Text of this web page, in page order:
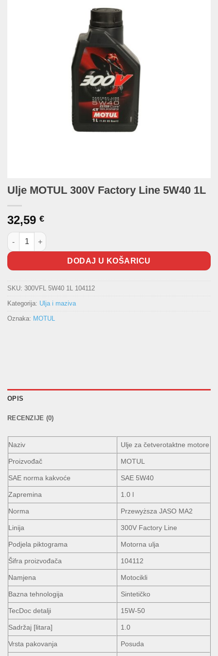
Ulje MOTUL 300V Factory Line 5W40 1L
32,59 €
Ulje MOTUL 300V Factory Line 5W40 1L količina
DODAJ U KOŠARICU
SKU: 300VFL 5W40 1L 104112
Kategorija: Ulja i maziva
Oznaka: MOTUL
OPIS
RECENZIJE (0)
Naziv Ulje za četverotaktne motore
Proizvođač MOTUL
SAE norma kakvoće SAE 5W40
Zapremina 1.0 l
Norma Przewyższa JASO MA2
Linija 300V Factory Line
Podjela piktograma Motorna ulja
Šifra proizvođača 104112
Namjena Motocikli
Bazna tehnologija Sintetičko
TecDoc detalji 15W-50
Sadržaj [litara] 1.0
Vrsta pakovanja Posuda